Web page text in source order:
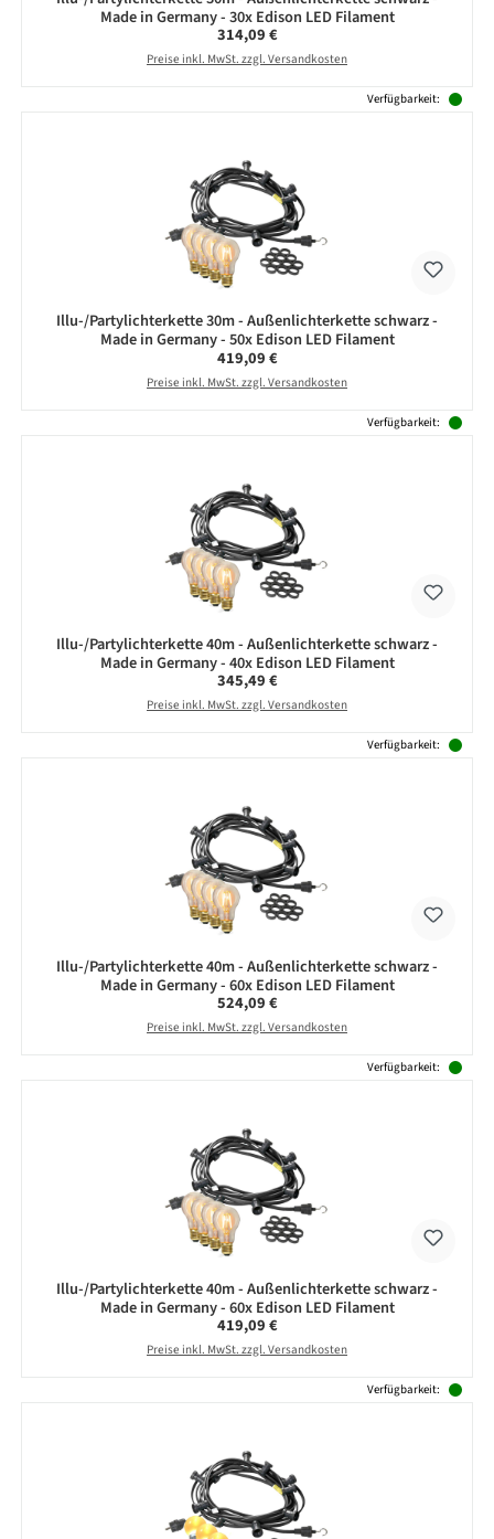
Made in Germany - 30x Edison LED Filament
Regulärer Preis:
314,09 €
Preise inkl. MwSt. zzgl. Versandkosten
Verfügbarkeit:
Illu-/Partylichterkette 30m - Außenlichterkette schwarz -
Made in Germany - 50x Edison LED Filament
Regulärer Preis:
419,09 €
Preise inkl. MwSt. zzgl. Versandkosten
Verfügbarkeit:
Illu-/Partylichterkette 40m - Außenlichterkette schwarz -
Made in Germany - 40x Edison LED Filament
Regulärer Preis:
345,49 €
Preise inkl. MwSt. zzgl. Versandkosten
Verfügbarkeit:
Illu-/Partylichterkette 40m - Außenlichterkette schwarz -
Made in Germany - 60x Edison LED Filament
Regulärer Preis:
524,09 €
Preise inkl. MwSt. zzgl. Versandkosten
Verfügbarkeit:
Illu-/Partylichterkette 40m - Außenlichterkette schwarz -
Made in Germany - 60x Edison LED Filament
Regulärer Preis:
419,09 €
Preise inkl. MwSt. zzgl. Versandkosten
Verfügbarkeit: